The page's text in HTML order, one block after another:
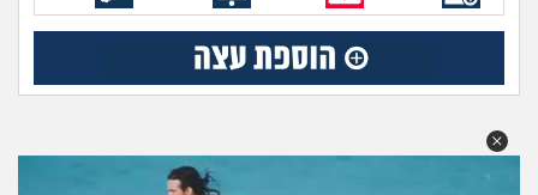
מה שעובר עליי
שומרים על הגוף
פיננסי וכלכלה